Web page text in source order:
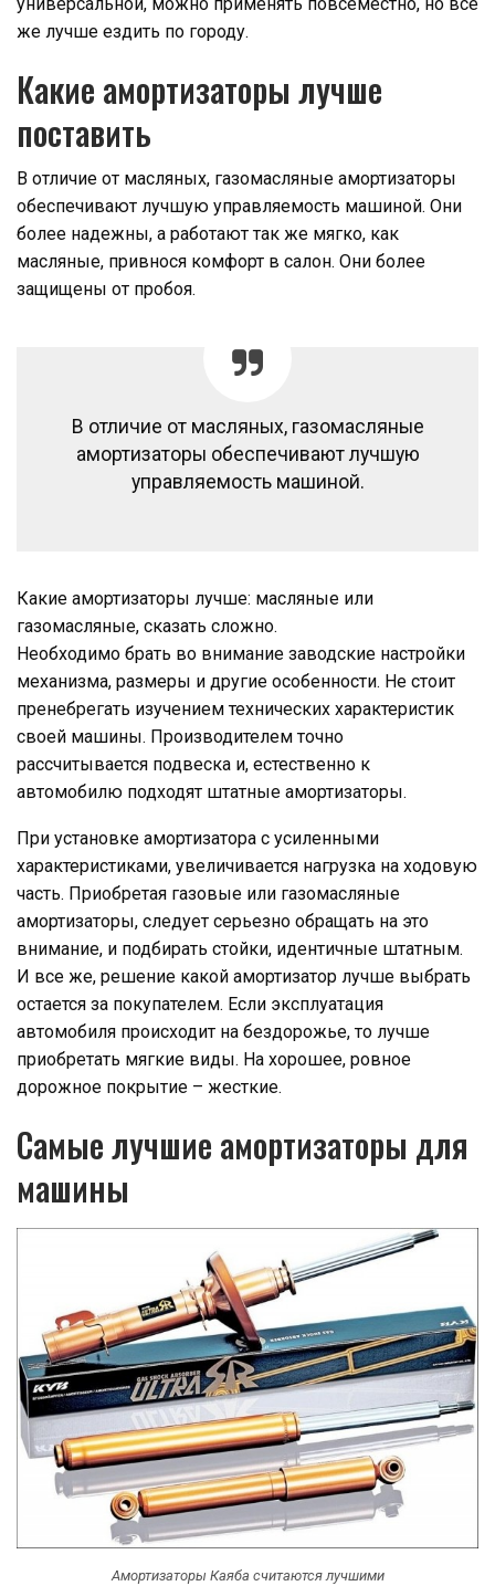
универсальной, можно применять повсеместно, но все
же лучше ездить по городу.
Какие амортизаторы лучше
поставить
В отличие от масляных, газомасляные амортизаторы
обеспечивают лучшую управляемость машиной. Они
более надежны, а работают так же мягко, как
масляные, привнося комфорт в салон. Они более
защищены от пробоя.
В отличие от масляных, газомасляные
амортизаторы обеспечивают лучшую
управляемость машиной.
Какие амортизаторы лучше: масляные или
газомасляные, сказать сложно.
Необходимо брать во внимание заводские настройки
механизма, размеры и другие особенности. Не стоит
пренебрегать изучением технических характеристик
своей машины. Производителем точно
рассчитывается подвеска и, естественно к
автомобилю подходят штатные амортизаторы.
При установке амортизатора с усиленными
характеристиками, увеличивается нагрузка на ходовую
часть. Приобретая газовые или газомасляные
амортизаторы, следует серьезно обращать на это
внимание, и подбирать стойки, идентичные штатным.
И все же, решение какой амортизатор лучше выбрать
остается за покупателем. Если эксплуатация
автомобиля происходит на бездорожье, то лучше
приобретать мягкие виды. На хорошее, ровное
дорожное покрытие – жесткие.
Самые лучшие амортизаторы для
машины
Амортизаторы Каяба считаются лучшими